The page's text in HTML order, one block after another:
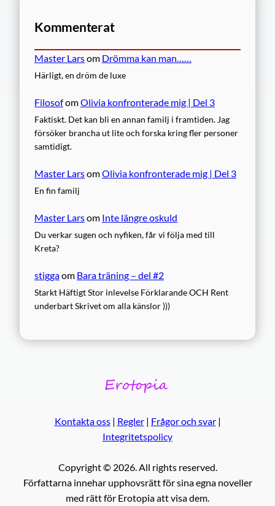
Kommenterat
Master Larsom Drömma kan man……
Härligt, en dröm de luxe
FilosofomOlivia konfronterade mig | Del 3
Faktiskt. Det kan bli en annan familj i framtiden. Jag
försöker brancha ut lite och forska kring fler personer
samtidigt.
Master LarsomOlivia konfronterade mig | Del 3
En fin familj
Master Larsom Inte längre oskuld
Du verkar sugen och nyfiken, får vi följa med till
Kreta?
stiggaom Bara träning – del #2
Starkt Häftigt Stor inlevelse Förklarande OCH Rent
underbart Skrivet om alla känslor )))
Kontakta oss| Regler| Frågor och svar|
Integritetspolicy
Copyright © 2026. All rights reserved.
Författarna innehar upphovsrätt för sina egna noveller
med rätt för Erotopia att visa dem.